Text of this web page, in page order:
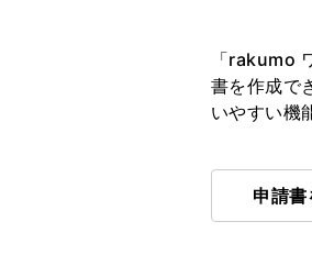
「rakumo
書を作成で
いやすい機
申請書